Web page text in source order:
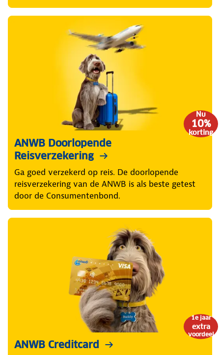
Nu
10%
korting
ANWB Doorlopende
Reisverzekering
Ga goed verzekerd op reis. De doorlopende
reisverzekering van de ANWB is als beste getest
door de Consumentenbond.
1e jaar
extra
voordeel
ANWB Creditcard